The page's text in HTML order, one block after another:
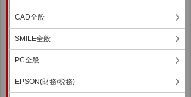
CAD全般
SMILE全般
PC全般
EPSON(財務/税務)